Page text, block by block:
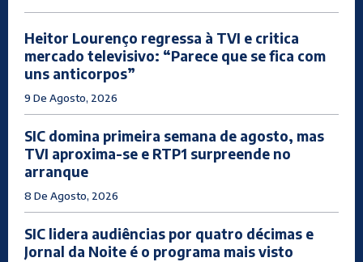
Heitor Lourenço regressa à TVI e critica
mercado televisivo: “Parece que se fica com
uns anticorpos”
9 De Agosto, 2026
SIC domina primeira semana de agosto, mas
TVI aproxima-se e RTP1 surpreende no
arranque
8 De Agosto, 2026
SIC lidera audiências por quatro décimas e
Jornal da Noite é o programa mais visto